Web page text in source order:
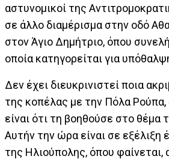
αστυνομικοί της
σε άλλο διαμέρισμα στην οδό
στον Άγιο Δημήτριο, όπου
οποία κατηγορείται για
Δεν έχει διευκρινιστεί ποια
της κοπέλας με την Πόλα Ρούπα,
είναι ότι τη βοηθούσε στο θέμα
Αυτήν την ώρα είναι σε εξέλιξη
της Ηλιούπολης, όπου φαίνεται,